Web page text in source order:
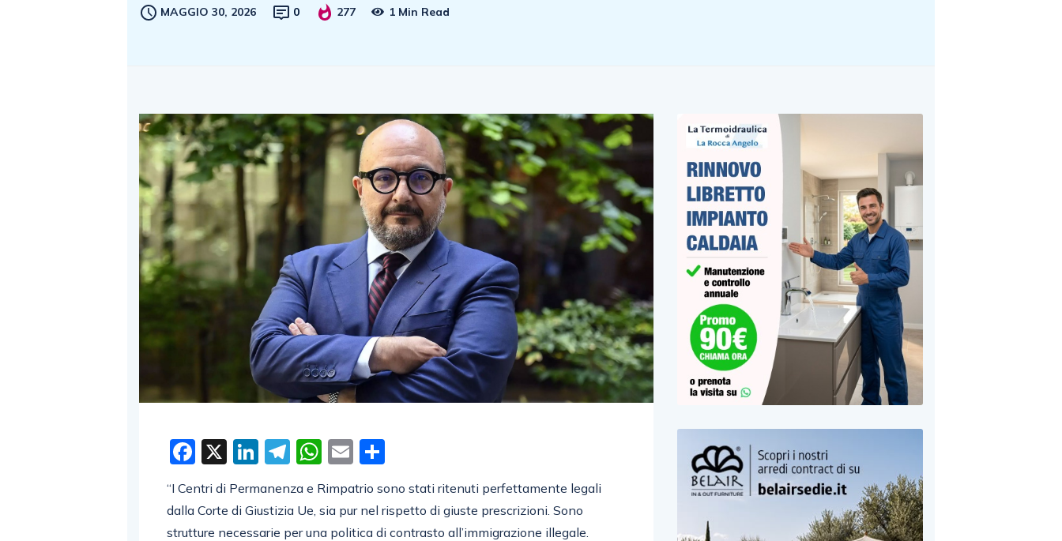
MAGGIO 30, 2026 0 277 1 Min Read
Facebook
X LinkedIn
Telegram
WhatsApp
Email
“I Centri di Permanenza e Rimpatrio sono stati ritenuti perfettamente legali
dalla Corte di Giustizia Ue, sia pur nel rispetto di giuste prescrizioni. Sono
strutture necessarie per una politica di contrasto all’immigrazione illegale.